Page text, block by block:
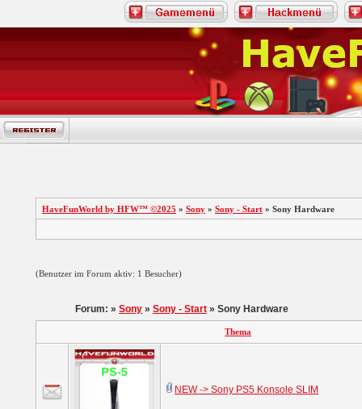
HaveFunWorld by HFW™ ©2025 » Sony » Sony - Start » Sony Hardware
(Benutzer im Forum aktiv: 1 Besucher)
Forum: » Sony » Sony - Start » Sony Hardware
Thema
NEW -> Sony PS5 Konsole SLIM